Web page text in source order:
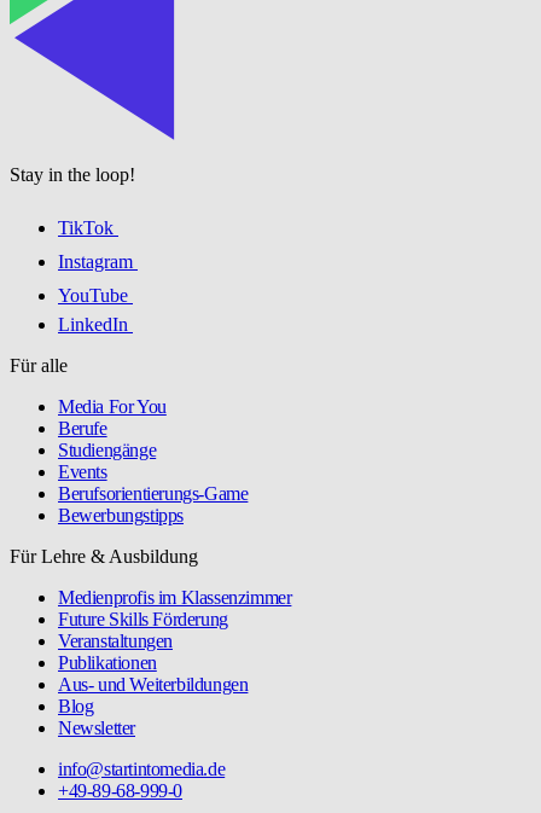
Stay in the loop!
TikTok
Instagram
YouTube
LinkedIn
Für alle
Media For You
Berufe
Studiengänge
Events
Berufsorientierungs-Game
Bewerbungstipps
Für Lehre & Ausbildung
Medienprofis im Klassenzimmer
Future Skills Förderung
Veranstaltungen
Publikationen
Aus- und Weiterbildungen
Blog
Newsletter
info@startintomedia.de
+49-89-68-999-0